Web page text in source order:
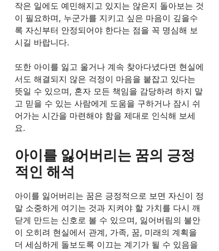
작은 일에도 예민해지고 있지는 않은지 돌아보는 것
이 필요하며, 누군가를 지키고 싶은 마음이 깊을수
록 자신부터 안정되어야 한다는 점을 꼭 명심해 보
시길 바랍니다.
또한 아이를 잃고 울거나 계속 찾아다녔다면 현실에
서도 해결되지 않은 걱정이 마음을 붙잡고 있다는
뜻일 수 있으며, 혼자 모든 책임을 감당하려 하지 말
고 믿을 수 있는 사람에게 도움을 구하거나 잠시 쉬
어가는 시간을 마련해야 함을 제대로 인식해 보세
요.
아이를 잃어버리는 꿈의 긍정
적인 해석
아이를 잃어버리는 꿈은 긍정적으로 보면 자신이 정
말 소중하게 여기는 것과 지켜야 할 가치를 다시 깨
닫게 만드는 신호로 볼 수 있으며, 잃어버림의 불안
이 오히려 현실에서 관계, 가족, 꿈, 미래의 계획을
더 세심하게 돌보도록 이끄는 계기가 될 수 있음을